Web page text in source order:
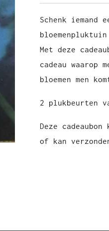
Schenk iemand
Met deze
cadeau waarop
bloemen men
2 plukbeurten
Deze
of kan